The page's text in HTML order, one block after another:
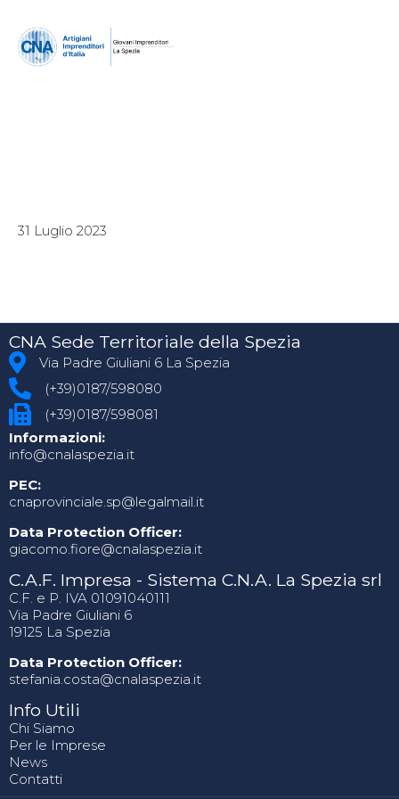
31 Luglio 2023
CNA Sede Territoriale della Spezia
Via Padre Giuliani 6 La Spezia
(+39)0187/598080
(+39)0187/598081
Informazioni:
info@cnalaspezia.it
PEC:
cnaprovinciale.sp@legalmail.it
Data Protection Officer:
giacomo.fiore@cnalaspezia.it
C.A.F. Impresa - Sistema C.N.A. La Spezia srl
C.F. e P. IVA 01091040111
Via Padre Giuliani 6
19125 La Spezia
Data Protection Officer:
stefania.costa@cnalaspezia.it
Info Utili
Chi Siamo
Per le Imprese
News
Contatti